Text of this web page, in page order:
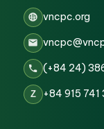
vncpc.org
(+84 24)
Z +84 915 741